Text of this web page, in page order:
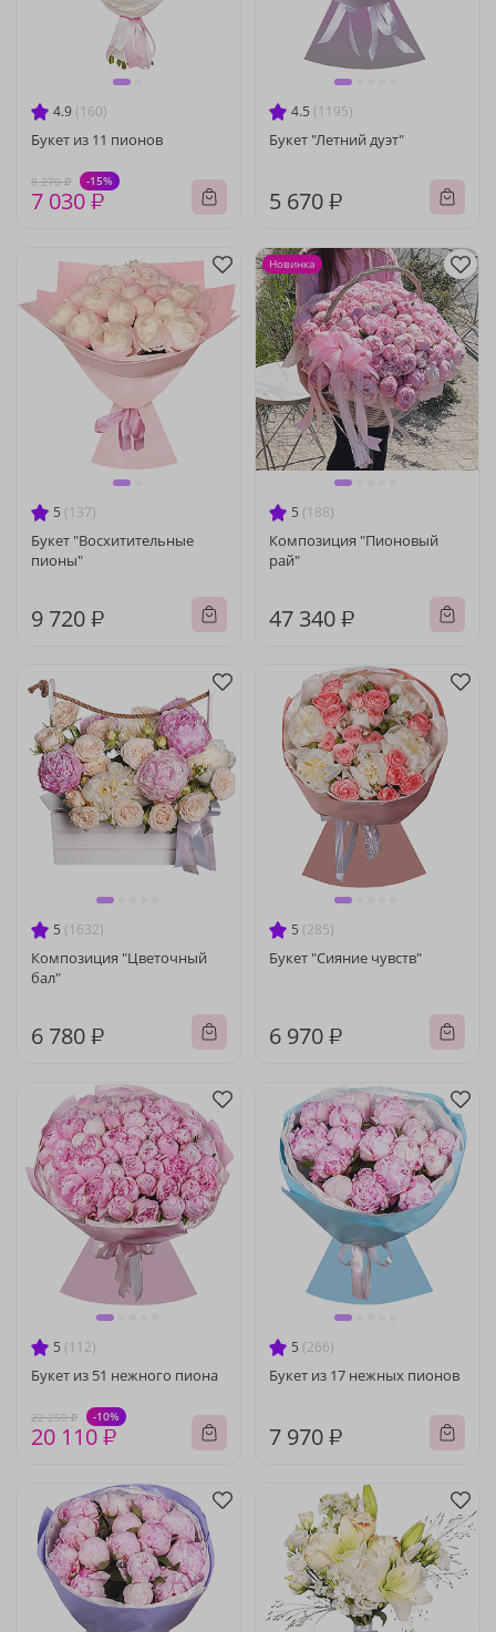
4.9 (160)
Букет из 11 пионов
8 270 ₽ -15%
7 030 ₽
4.5 (1195)
Букет "Летний дуэт"
5 670 ₽
5 (137)
Букет "Восхитительные
пионы"
9 720 ₽
5 (188)
Композиция "Пионовый
рай"
47 340 ₽
Новинка
5 (1632)
Композиция "Цветочный
бал"
6 780 ₽
5 (285)
Букет "Сияние чувств"
6 970 ₽
5 (112)
Букет из 51 нежного пиона
22 250 ₽ -10%
20 110 ₽
5 (266)
Букет из 17 нежных пионов
7 970 ₽